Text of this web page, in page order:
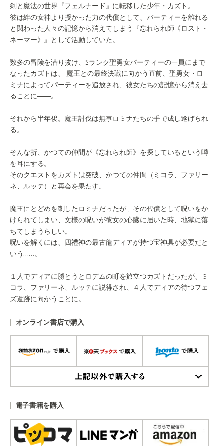
剣と魔法の世界『フェルナード』に転移した少年・カズト。
彼は絆の女神より授かった力の代償として、パーティーを離れる
と関わった人々の記憶から消えてしまう『忘れられ師《ロスト・
ネーマー》』として活動していた。
数多の冒険を潜り抜け、Sランク聖勇女パーティーの一員にまで
なったカズトは、 魔王との最終決戦に向かう直前、聖勇女・ロ
ミナによってパーティーを追放され、彼女たちの記憶から消え去
ることに――。
それから半年後。魔王討伐は無事ロミナたちの手で成し遂げられ
る。
そんな折、かつての仲間が《忘れられ師》を探しているという噂
を耳にする。
そのクエストをカズトは突破、かつての仲間（ミコラ、ファリー
ネ、ルッテ）と再会を果たす。
魔王にとどめを刺したロミナだったが、その代償として呪いをか
けられてしまい、文様の呪いが彼女の心臓に届いた時、地獄に落
ちてしまうらしい。
呪いを解くには、四禮神の最古龍ディアが持つ宝神具が必要だと
いう……。
１人でディアに勝とうとロデムの町を旅立つカズトだったが、ミ
コラ、ファリーネ、ルッテに説得され、４人でディアの待つフェ
ズ遺跡に向かうことに。
オンライン書店で購入
電子書籍を購入